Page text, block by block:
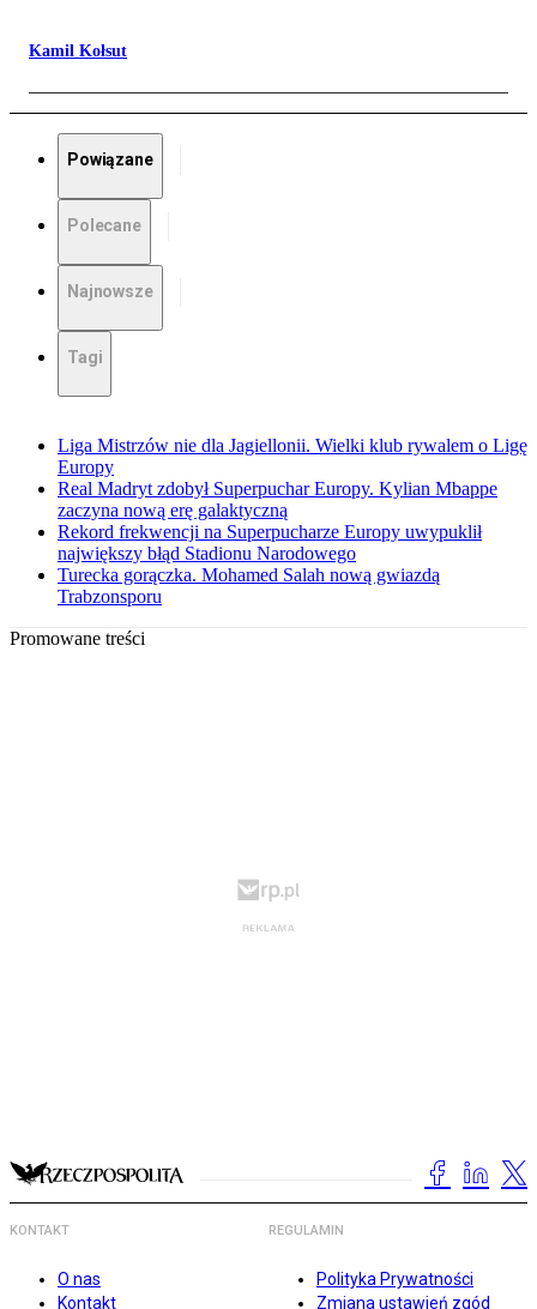
Kamil Kołsut
Powiązane
Polecane
Najnowsze
Tagi
Liga Mistrzów nie dla Jagiellonii. Wielki klub rywalem o Ligę
Europy
Real Madryt zdobył Superpuchar Europy. Kylian Mbappe
zaczyna nową erę galaktyczną
Rekord frekwencji na Superpucharze Europy uwypuklił
największy błąd Stadionu Narodowego
Turecka gorączka. Mohamed Salah nową gwiazdą
Trabzonsporu
Promowane treści
KONTAKT
O nas
Kontakt
REGULAMIN
Polityka Prywatności
Zmiana ustawień zgód